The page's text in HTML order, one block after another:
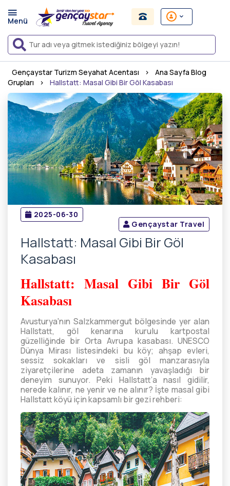
Gençaystar Turizm Seyahat Acentası ›
Ana Sayfa Blog
Grupları
› Hallstatt: Masal Gibi Bir Göl Kasabası
2025-06-30
Gençaystar Travel
Hallstatt: Masal Gibi Bir Göl
Kasabası
Hallstatt: Masal Gibi Bir Göl
Kasabası
Avusturya'nın Salzkammergut bölgesinde yer alan
Hallstatt, göl kenarına kurulu kartpostal
güzelliğinde bir Orta Avrupa kasabası. UNESCO
Dünya Mirası listesindeki bu köy; ahşap evleri,
sessiz sokakları ve sisli göl manzarasıyla
ziyaretçilerine adeta zamanın yavaşladığı bir
deneyim sunuyor. Peki Hallstatt’a nasıl gidilir,
nerede kalınır, ne yenir ve ne alınır? İşte masal gibi
Hallstatt köyü için kapsamlı bir gezi rehberi: